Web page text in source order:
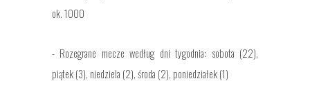
ok. 1000
- Rozegrane mecze według dni tygodnia: sobota (22),
piątek (3), niedziela (2), środa (2), poniedziałek (1)